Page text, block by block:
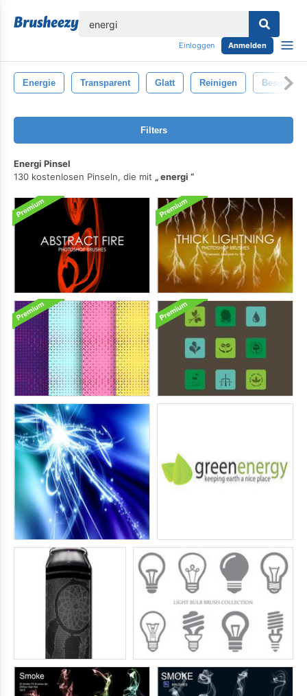
Einloggen Anmelden
Energie Transparent Glatt Reinigen Besondere
Filters
Energi Pinsel
130 kostenlosen Pinseln, die mit
energi